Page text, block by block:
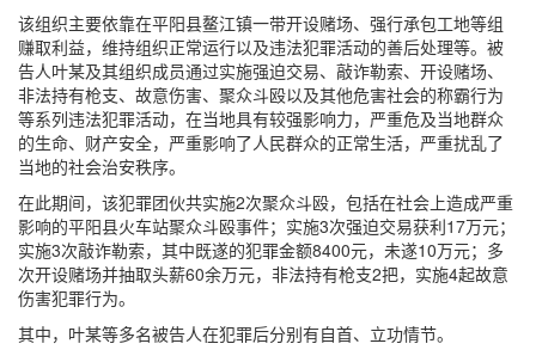
该组织主要依靠在平阳县鳌江镇一带开设赌场、强行承包工地等组
赚取利益，维持组织正常运行以及违法犯罪活动的善后处理等。被
告人叶某及其组织成员通过实施强迫交易、敲诈勒索、开设赌场、
非法持有枪支、故意伤害、聚众斗殴以及其他危害社会的称霸行为
等系列违法犯罪活动，在当地具有较强影响力，严重危及当地群众
的生命、财产安全，严重影响了人民群众的正常生活，严重扰乱了
当地的社会治安秩序。
在此期间，该犯罪团伙共实施2次聚众斗殴，包括在社会上造成严重
影响的平阳县火车站聚众斗殴事件；实施3次强迫交易获利17万元；
实施3次敲诈勒索，其中既遂的犯罪金额8400元，未遂10万元；多
次开设赌场并抽取头薪60余万元，非法持有枪支2把，实施4起故意
伤害犯罪行为。
其中，叶某等多名被告人在犯罪后分别有自首、立功情节。